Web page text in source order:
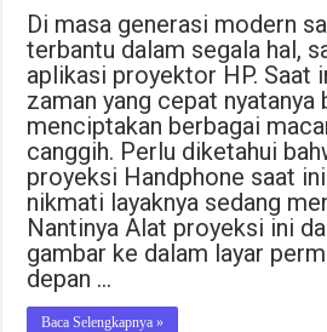
Di masa generasi modern
terbantu dalam segala hal,
aplikasi proyektor HP. Saat
zaman yang cepat nyatanya
menciptakan berbagai
canggih. Perlu diketahui
proyeksi Handphone saat
nikmati layaknya sedang
Nantinya Alat proyeksi ini
gambar ke dalam layar
depan …
Baca Selengkapnya »